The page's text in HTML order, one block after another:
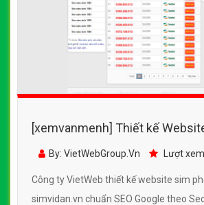
[xemvanmenh] Thiết kế
thủy - simvidan.vn -
By: VietWebGroup.Vn Lượt
Công ty VietWeb thiết kế website sim
simvidan.vn chuẩn SEO Google theo